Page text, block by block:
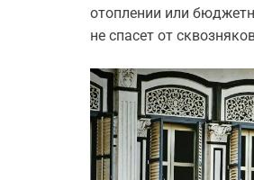
отоплении или
не спасет от